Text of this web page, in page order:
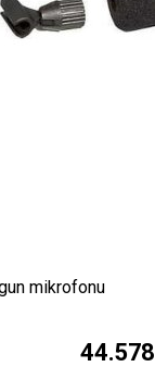
mikrofonu
44.578